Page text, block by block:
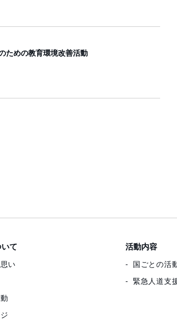
ための教育環境改善活動
て
い
活動内容
国ごとの活
緊急人道支